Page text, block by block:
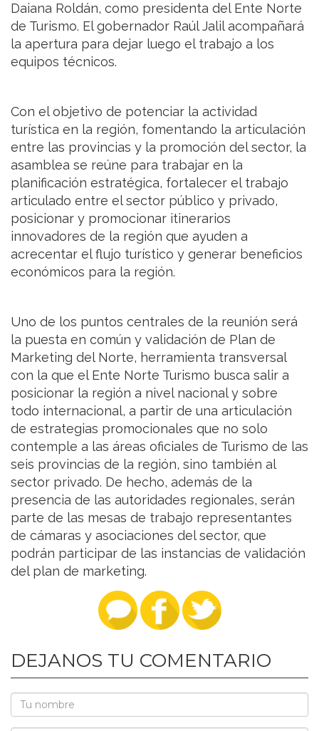
Daiana Roldán, como presidenta del Ente Norte
de Turismo. El gobernador Raúl Jalil acompañará
la apertura para dejar luego el trabajo a los
equipos técnicos.
Con el objetivo de potenciar la actividad
turística en la región, fomentando la articulación
entre las provincias y la promoción del sector, la
asamblea se reúne para trabajar en la
planificación estratégica, fortalecer el trabajo
articulado entre el sector público y privado,
posicionar y promocionar itinerarios
innovadores de la región que ayuden a
acrecentar el flujo turístico y generar beneficios
económicos para la región.
Uno de los puntos centrales de la reunión será
la puesta en común y validación de Plan de
Marketing del Norte, herramienta transversal
con la que el Ente Norte Turismo busca salir a
posicionar la región a nivel nacional y sobre
todo internacional, a partir de una articulación
de estrategias promocionales que no solo
contemple a las áreas oficiales de Turismo de las
seis provincias de la región, sino también al
sector privado. De hecho, además de la
presencia de las autoridades regionales, serán
parte de las mesas de trabajo representantes
de cámaras y asociaciones del sector, que
podrán participar de las instancias de validación
del plan de marketing.
DEJANOS TU COMENTARIO